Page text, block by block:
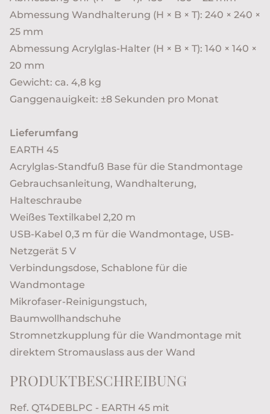
Abmessung Wandhalterung (H × B × T): 240 × 240 ×
25 mm
Abmessung Acrylglas-Halter (H × B × T): 140 × 140 ×
20 mm
Gewicht: ca. 4,8 kg
Ganggenauigkeit: ±8 Sekunden pro Monat
Lieferumfang
EARTH 45
Acrylglas-Standfuß Base für die Standmontage
Gebrauchsanleitung, Wandhalterung,
Halteschraube
Weißes Textilkabel 2,20 m
USB-Kabel 0,3 m für die Wandmontage, USB-
Netzgerät 5 V
Verbindungsdose, Schablone für die
Wandmontage
Mikrofaser-Reinigungstuch,
Baumwollhandschuhe
Stromnetzkupplung für die Wandmontage mit
direktem Stromauslass aus der Wand
PRODUKTBESCHREIBUNG
Ref. QT4DEBLPC - EARTH 45 mit